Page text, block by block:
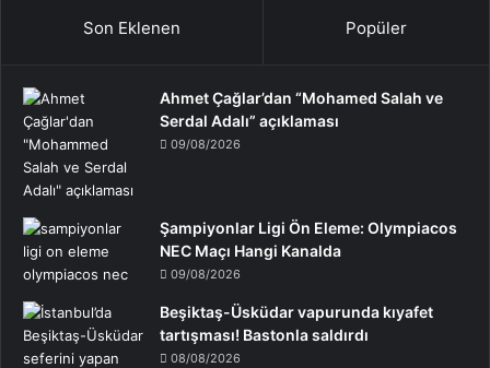
Son Eklenen Popüler
Ahmet Çağlar’dan “Mohamed Salah ve
Serdal Adalı” açıklaması
09/08/2026
Şampiyonlar Ligi Ön Eleme: Olympiacos
NEC Maçı Hangi Kanalda
09/08/2026
Beşiktaş-Üsküdar vapurunda kıyafet
tartışması! Bastonla saldırdı
08/08/2026